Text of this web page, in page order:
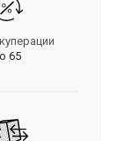
65